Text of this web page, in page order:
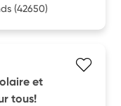
(42650)
et
tous!